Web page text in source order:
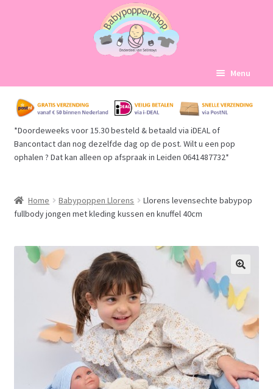
naar
navigatie
de
inhoud
Menu
Home
Babypoppen Afdelingen
Mijn account
Afrekenen
*Doordeweeks voor 15.30 besteld & betaald via iDEAL of
Bancontact dan nog dezelfde dag op de post. Wilt u een pop
ophalen ? Dat kan alleen op afspraak in Leiden 0641487732*
Home Babypoppen Llorens
Llorens levensechte babypop
fullbody jongen met kleding kussen en knuffel 40cm